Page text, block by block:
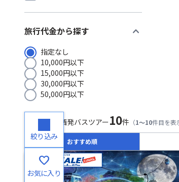
旅行代金から探す expand_more
指定なし
10,000円以下
15,000円以下
30,000円以下
50,000円以下
絞り込み
favorite
お気に入り
検索結果 関西発バスツアー10件 （1～10件目を表
おすすめ順